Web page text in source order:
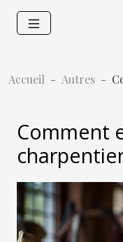
Accueil Autres
Comment